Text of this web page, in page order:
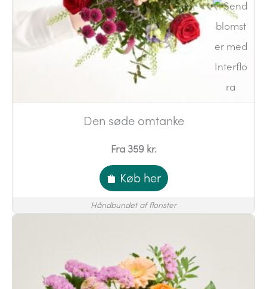
Den søde omtanke
Fra 359 kr.
Køb her
Håndbundet af florister